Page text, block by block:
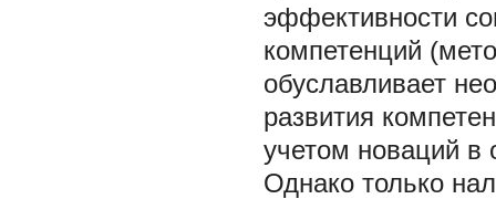
эффективности
компетенций
обуславливает
развития
учетом новаций в
Однако только